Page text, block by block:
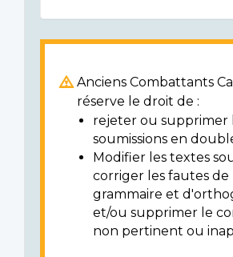
Anciens Combattants
réserve le droit de :
rejeter ou supprimer
soumissions en
Modifier les textes
corriger les fautes de
grammaire et
et/ou supprimer le
non pertinent ou